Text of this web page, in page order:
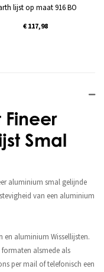
Fineer
Smal
aluminium smal gelijnde
van een aluminium
en aluminium Wissellijsten.
alsmede als
per mail of telefonisch een
lijst op maat 916 BO
€ 117,98